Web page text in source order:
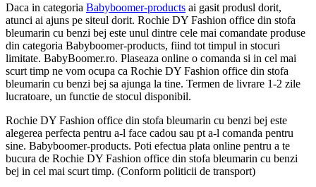
Daca in categoria Babyboomer-products ai gasit produsl dorit,
atunci ai ajuns pe siteul dorit. Rochie DY Fashion office din stofa
bleumarin cu benzi bej este unul dintre cele mai comandate produse
din categoria Babyboomer-products, fiind tot timpul in stocuri
limitate. BabyBoomer.ro. Plaseaza online o comanda si in cel mai
scurt timp ne vom ocupa ca Rochie DY Fashion office din stofa
bleumarin cu benzi bej sa ajunga la tine. Termen de livrare 1-2 zile
lucratoare, un functie de stocul disponibil.
Rochie DY Fashion office din stofa bleumarin cu benzi bej este
alegerea perfecta pentru a-l face cadou sau pt a-l comanda pentru
sine. Babyboomer-products. Poti efectua plata online pentru a te
bucura de Rochie DY Fashion office din stofa bleumarin cu benzi
bej in cel mai scurt timp. (Conform politicii de transport)